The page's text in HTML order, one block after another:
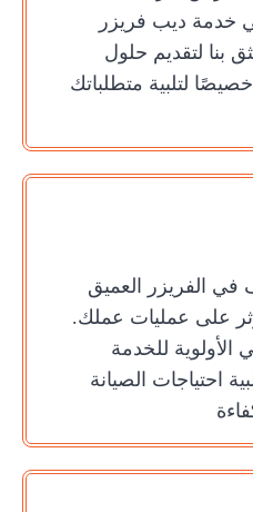
خدمة ديب فريزر
بنا لتقديم حلول
لتلبية متطلباتك
الفريزر العميق
على عمليات عملك.
الأولوية للخدمة
احتياجات الصيانة